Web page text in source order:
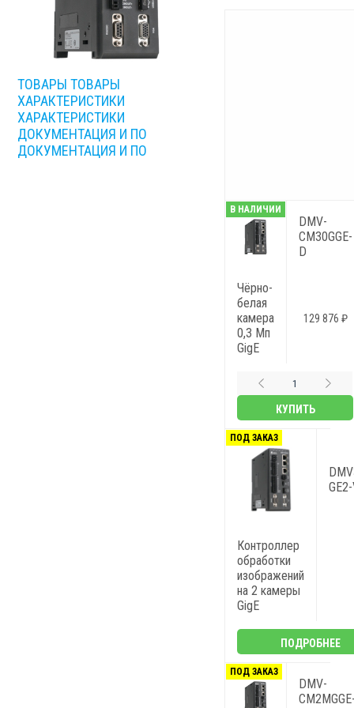
ТОВАРЫ ТОВАРЫ
ХАРАКТЕРИСТИКИ
ХАРАКТЕРИСТИКИ
ДОКУМЕНТАЦИЯ И ПО
ДОКУМЕНТАЦИЯ И ПО
В НАЛИЧИИ
DMV-
CM30GGE-
D
Чёрно-
белая
камера
0,3 Мп
GigE
129 876 ₽
КУПИТЬ
ПОД ЗАКАЗ
Контроллер
обработки
изображений
на 2 камеры
GigE
ПОДРОБНЕЕ
ПОД ЗАКАЗ
DMV-